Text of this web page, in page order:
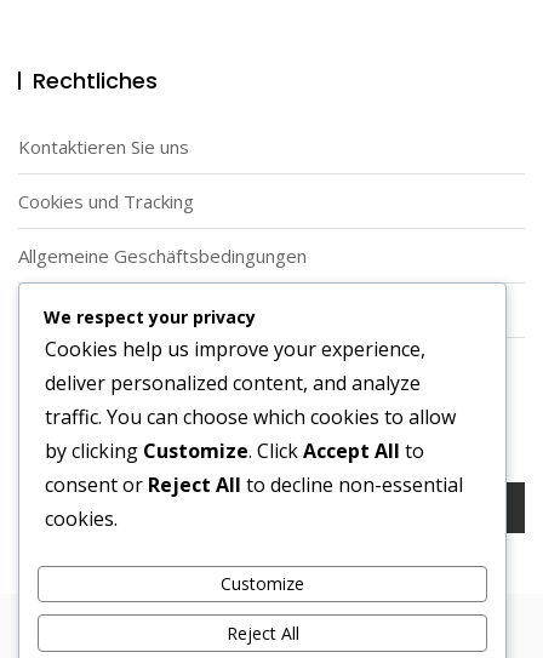
Rechtliches
Kontaktieren Sie uns
Cookies und Tracking
Allgemeine Geschäftsbedingungen
Über uns
Datenschutzrichtlinie
Suche
Search
for:
Copyright © 2026 Bosa. Powered by
We respect your privacy
Cookies help us improve your experience,
deliver personalized content, and analyze
traffic. You can choose which cookies to allow
by clicking Customize. ClickAccept All to
consent or Reject All to decline non-essential
cookies.
Customize
Reject All